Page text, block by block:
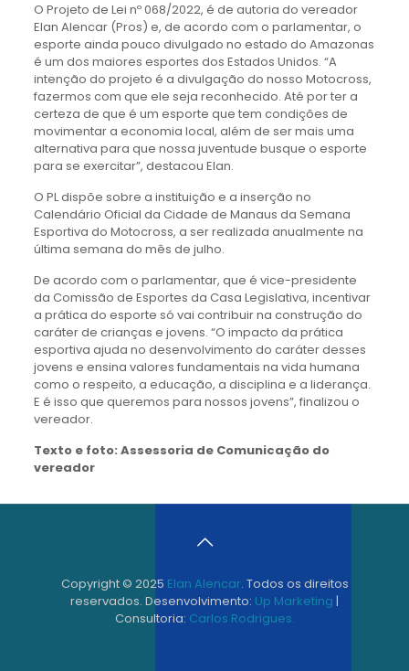
O Projeto de Lei nº 068/2022, é de autoria do vereador
Elan Alencar (Pros) e, de acordo com o parlamentar, o
esporte ainda pouco divulgado no estado do Amazonas
é um dos maiores esportes dos Estados Unidos. “A
intenção do projeto é a divulgação do nosso Motocross,
fazermos com que ele seja reconhecido. Até por ter a
certeza de que é um esporte que tem condições de
movimentar a economia local, além de ser mais uma
alternativa para que nossa juventude busque o esporte
para se exercitar”, destacou Elan.
O PL dispõe sobre a instituição e a inserção no
Calendário Oficial da Cidade de Manaus da Semana
Esportiva do Motocross, a ser realizada anualmente na
última semana do mês de julho.
De acordo com o parlamentar, que é vice-presidente
da Comissão de Esportes da Casa Legislativa, incentivar
a prática do esporte só vai contribuir na construção do
caráter de crianças e jovens. “O impacto da prática
esportiva ajuda no desenvolvimento do caráter desses
jovens e ensina valores fundamentais na vida humana
como o respeito, a educação, a disciplina e a liderança.
E é isso que queremos para nossos jovens”, finalizou o
vereador.
Texto e foto: Assessoria de Comunicação do
vereador
Copyright © 2025 Elan Alencar. Todos os direitos
reservados. Desenvolvimento: Up Marketing |
Consultoria: Carlos Rodrigues.